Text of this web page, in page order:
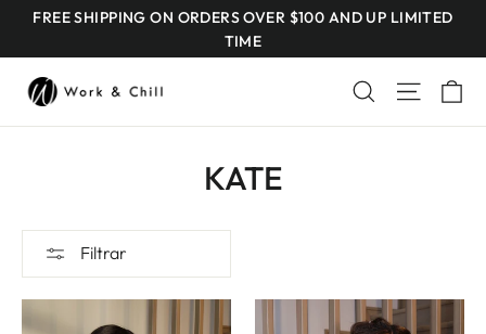
contenido
FREE SHIPPING ON ORDERS OVER $100 AND UP LIMITED
TIME
Buscar
KATE
Filtrar